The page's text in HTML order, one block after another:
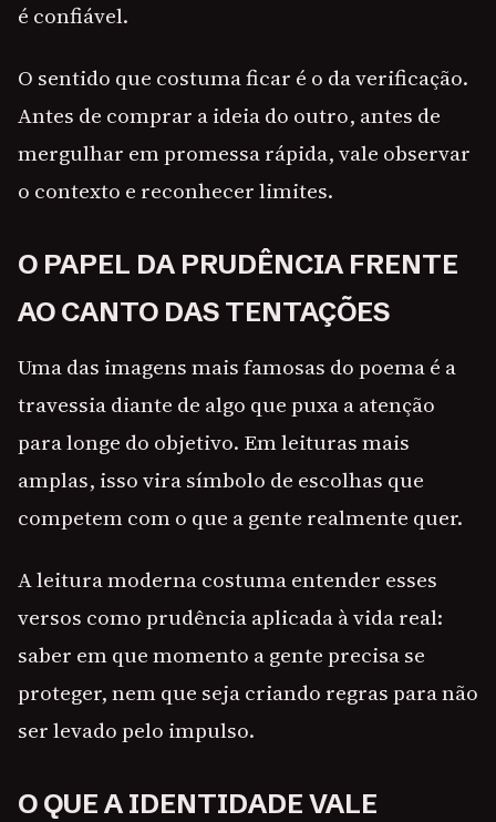
é confiável.
O sentido que costuma ficar é o da verificação.
Antes de comprar a ideia do outro, antes de
mergulhar em promessa rápida, vale observar
o contexto e reconhecer limites.
O PAPEL DA PRUDÊNCIA FRENTE
AO CANTO DAS TENTAÇÕES
Uma das imagens mais famosas do poema é a
travessia diante de algo que puxa a atenção
para longe do objetivo. Em leituras mais
amplas, isso vira símbolo de escolhas que
competem com o que a gente realmente quer.
A leitura moderna costuma entender esses
versos como prudência aplicada à vida real:
saber em que momento a gente precisa se
proteger, nem que seja criando regras para não
ser levado pelo impulso.
O QUE A IDENTIDADE VALE